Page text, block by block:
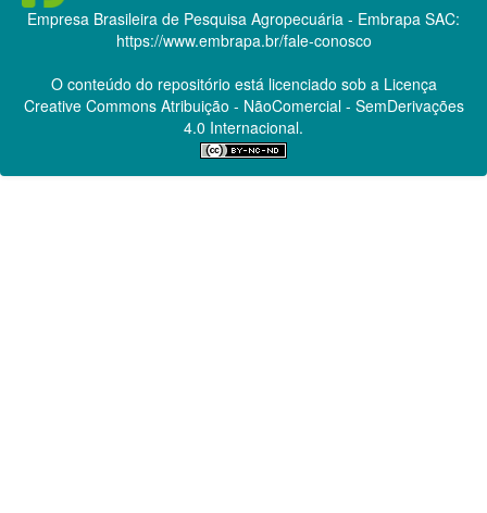
Empresa Brasileira de Pesquisa Agropecuária - Embrapa SAC:
https://www.embrapa.br/fale-conosco
O conteúdo do repositório está licenciado sob a Licença
Creative CommonsAtribuição - NãoComercial - SemDerivações
4.0 Internacional.